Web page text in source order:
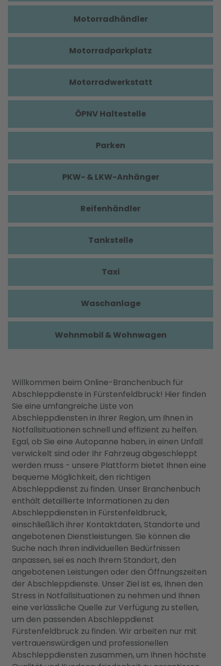
Willkommen beim Online-Branchenbuch für
Abschleppdienste in Fürstenfeldbruck! Hier finden
Sie eine umfangreiche Liste von
Abschleppdiensten in Ihrer Region, um Ihnen in
Notfallsituationen schnell und effizient zu helfen.
Egal, ob Sie eine Autopanne haben, in einen Unfall
verwickelt sind oder Ihr Fahrzeug abgeschleppt
werden muss - unsere Plattform bietet Ihnen eine
bequeme Möglichkeit, den richtigen
Abschleppdienst zu finden. Unser Branchenbuch
enthält detaillierte Informationen zu den
Abschleppdiensten in Fürstenfeldbruck,
einschließlich ihrer Kontaktdaten, Standorte und
angebotenen Dienstleistungen. Sie können die
Suche nach Ihren individuellen Bedürfnissen
anpassen, sei es nach Ihrem Standort, den
angebotenen Leistungen oder den Öffnungszeiten
der Abschleppdienste. Unser Ziel ist es, Ihnen den
Stress in Notfallsituationen zu nehmen und Ihnen
eine verlässliche Quelle zur Verfügung zu stellen,
um den passenden Abschleppdienst
Fürstenfeldbruck zu finden. Wir arbeiten nur mit
vertrauenswürdigen und professionellen
Abschleppdiensten zusammen, um Ihnen höchste
Motorradhändler
Motorradparkplatz
Motorradwerkstatt
ÖPNV Haltestelle
Parken
PKW- & LKW-Anhänger
Reifenhändler
Tankstelle
Taxi
Waschanlage
Wohnmobil & Wohnwagen